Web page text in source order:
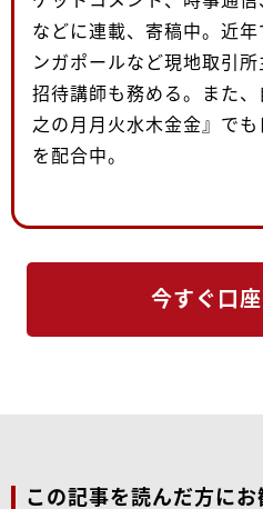
などに連載、寄稿中。近
ンガポールなど現地取引
招待講師も務める。また
之の月月火水木金金』で
を配合中。
今すぐ口
この記事を読んだ方に